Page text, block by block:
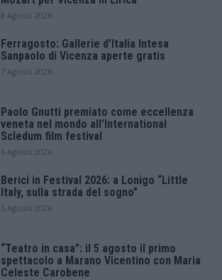
8 Agosto 2026
Ferragosto: Gallerie d’Italia Intesa
Sanpaolo di Vicenza aperte gratis
7 Agosto 2026
Paolo Gnutti premiato come eccellenza
veneta nel mondo all’International
Scledum film festival
6 Agosto 2026
Berici in Festival 2026: a Lonigo “Little
Italy, sulla strada del sogno”
5 Agosto 2026
“Teatro in casa”: il 5 agosto il primo
spettacolo a Marano Vicentino con Maria
Celeste Carobene